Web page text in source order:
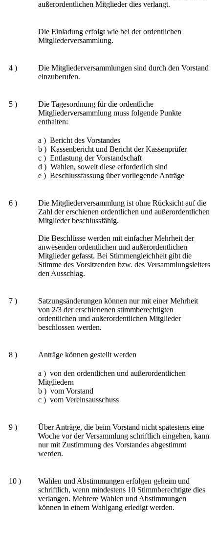
außerordentlichen Mitglieder dies verlangt.
Die Einladung erfolgt wie bei der ordentlichen
Mitgliederversammlung.
4 )
Die Mitgliederversammlungen sind durch den Vorstand
einzuberufen.
5 )
Die Tagesordnung für die ordentliche
Mitgliederversammlung muss folgende Punkte
enthalten:
a ) Bericht des Vorstandes
b ) Kassenbericht und Bericht der Kassenprüfer
c ) Entlastung der Vorstandschaft
d ) Wahlen, soweit diese erforderlich sind
e ) Beschlussfassung über vorliegende Anträge
6 )
Die Mitgliederversammlung ist ohne Rücksicht auf die
Zahl der erschienen ordentlichen und außerordentlichen
Mitglieder beschlussfähig.
Die Beschlüsse werden mit einfacher Mehrheit der
anwesenden ordentlichen und außerordentlichen
Mitglieder gefasst. Bei Stimmengleichheit gibt die
Stimme des Vorsitzenden bzw. des Versammlungsleiters
den Ausschlag.
7 )
Satzungsänderungen können nur mit einer Mehrheit
von 2/3 der erschienenen stimmberechtigten
ordentlichen und außerordentlichen Mitglieder
beschlossen werden.
8 ) Anträge können gestellt werden
a ) von den ordentlichen und außerordentlichen
Mitgliedern
b ) vom Vorstand
c ) vom Vereinsausschuss
9 )
Über Anträge, die beim Vorstand nicht spätestens eine
Woche vor der Versammlung schriftlich eingehen, kann
nur mit Zustimmung des Vorstandes abgestimmt
werden.
10 )
Wahlen und Abstimmungen erfolgen geheim und
schriftlich, wenn mindestens 10 Stimmberechtigte dies
verlangen. Mehrere Wahlen und Abstimmungen
können in einem Wahlgang erledigt werden.